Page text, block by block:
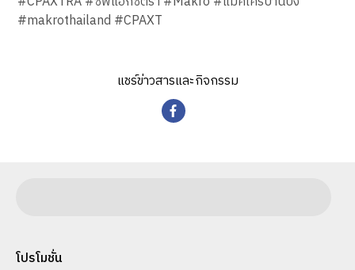
#makrothailand #CPAXT
แชร์ข่าวสารและกิจกรรม
โปรโมชั่น